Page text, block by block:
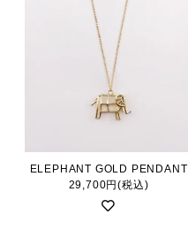
ELEPHANT GOLD PENDANT
29,700円(税込)